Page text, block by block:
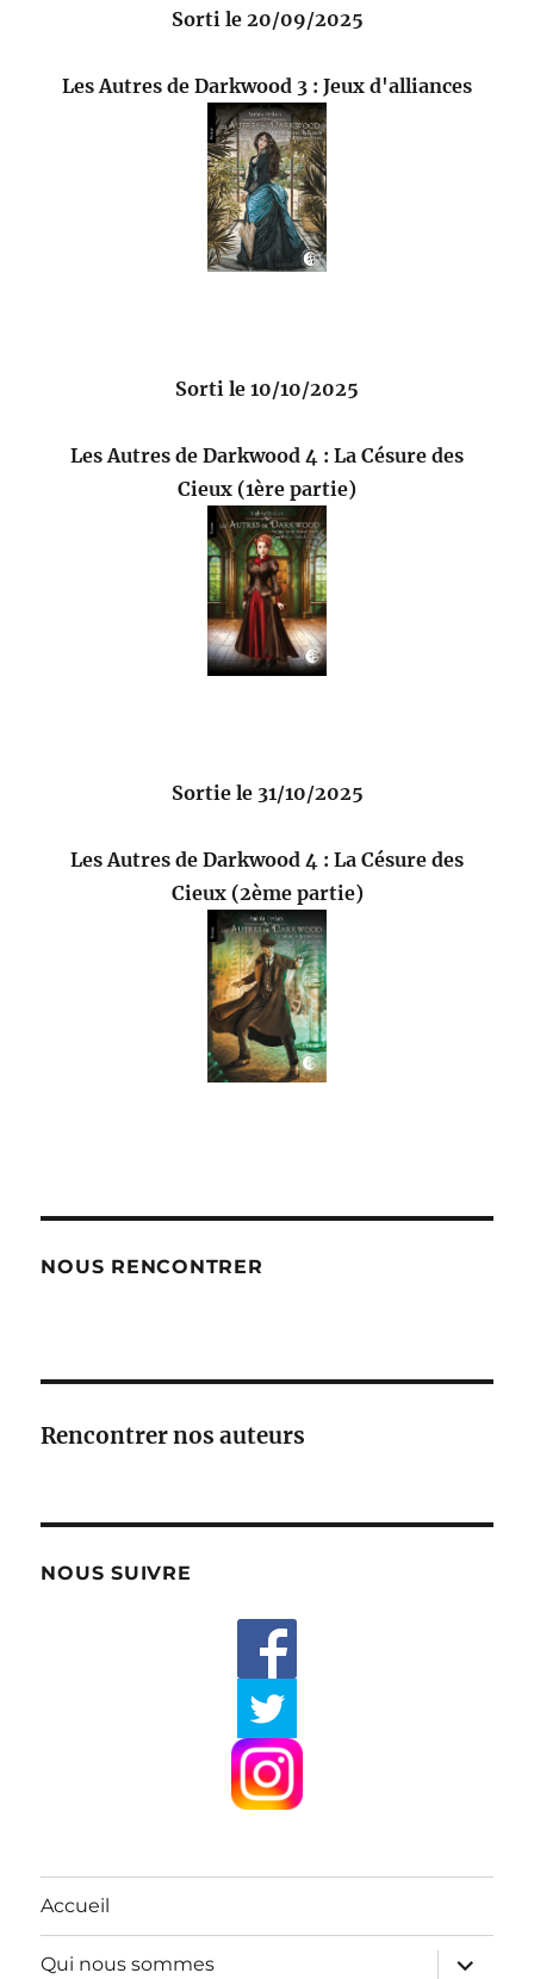
Sorti le 20/09/2025
Les Autres de Darkwood 3 : Jeux d'alliances
Sorti le 10/10/2025
Les Autres de Darkwood 4 : La Césure des
Cieux (1ère partie)
Sortie le 31/10/2025
Les Autres de Darkwood 4 : La Césure des
Cieux (2ème partie)
NOUS RENCONTRER
Rencontrer nos auteurs
NOUS SUIVRE
Accueil
Qui nous sommes
ouvrir